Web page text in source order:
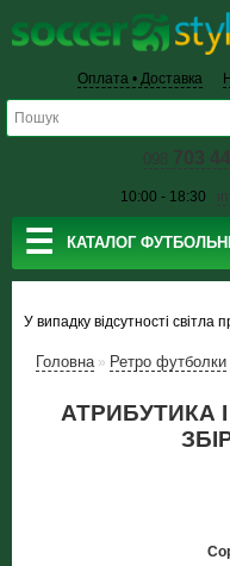
Оплата • Доставка
098 703
10:00 - 18:30
☰ КАТАЛОГ
У випадку відсутності
Головна » Ретро футболки
АТРИБУТИКА